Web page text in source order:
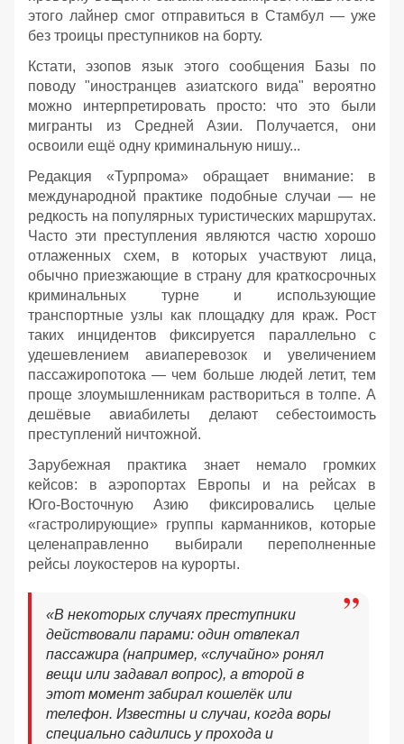
этого лайнер смог отправиться в Стамбул — уже
без троицы преступников на борту.
Кстати, эзопов язык этого сообщения Базы по
поводу "иностранцев азиатского вида" вероятно
можно интерпретировать просто: что это были
мигранты из Средней Азии. Получается, они
освоили ещё одну криминальную нишу...
Редакция «Турпрома» обращает внимание: в
международной практике подобные случаи — не
редкость на популярных туристических маршрутах.
Часто эти преступления являются частю хорошо
отлаженных схем, в которых участвуют лица,
обычно приезжающие в страну для краткосрочных
криминальных турне и использующие
транспортные узлы как площадку для краж. Рост
таких инцидентов фиксируется параллельно с
удешевлением авиаперевозок и увеличением
пассажиропотока — чем больше людей летит, тем
проще злоумышленникам раствориться в толпе. А
дешёвые авиабилеты делают себестоимость
преступлений ничтожной.
Зарубежная практика знает немало громких
кейсов: в аэропортах Европы и на рейсах в
Юго‑Восточную Азию фиксировались целые
«гастролирующие» группы карманников, которые
целенаправленно выбирали переполненные
рейсы лоукостеров на курорты.
«В некоторых случаях преступники
действовали парами: один отвлекал
пассажира (например, «случайно» ронял
вещи или задавал вопрос), а второй в
этот момент забирал кошелёк или
телефон. Известны и случаи, когда воры
специально садились у прохода и